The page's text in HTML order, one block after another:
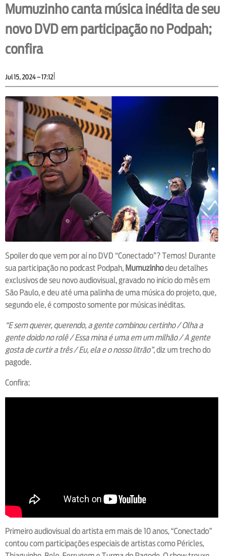
Mumuzinho canta música inédita de seu
novo DVD em participação no Podpah;
confira
Jul 15, 2024 – 17:12
Spoiler do que vem por aí no DVD “Conectado”? Temos! Durante
sua participação no podcast Podpah, Mumuzinhodeu detalhes
exclusivos de seu novo audiovisual, gravado no início do mês em
São Paulo, e deu até uma palinha de uma música do projeto, que,
segundo ele, é composto somente por músicas inéditas.
“E sem querer, querendo, a gente combinou certinho / Olha a
gente doido no rolê / Essa mina é uma em um milhão / A gente
gosta de curtir a três / Eu, ela e o nosso litrão”, diz um trecho do
pagode.
Confira:
Primeiro audiovisual do artista em mais de 10 anos, “Conectado”
contou com participações especiais de artistas como Péricles,